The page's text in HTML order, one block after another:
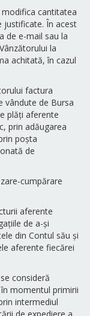
cantitatea
justificate. În acest
de e-mail sau la
la
achitată, în cazul
factura
vândute de Bursa
plăți aferente
prin adăugarea
poșta
de
cumpărare
aferente
de a-și
din Contul său și
aferente fiecărei
consideră
momentul primirii
intermediul